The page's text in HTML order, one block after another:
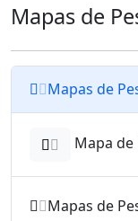
Mapas de
Mapas de
Mapa de
Mapas de